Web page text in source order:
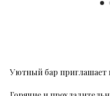
Уютный бар приглашает